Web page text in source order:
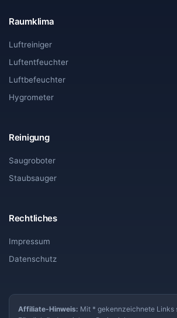
Raumklima
Luftreiniger
Luftentfeuchter
Luftbefeuchter
Hygrometer
Reinigung
Saugroboter
Staubsauger
Rechtliches
Impressum
Datenschutz
Affiliate-Hinweis: Mit * gekennzeichnete Links